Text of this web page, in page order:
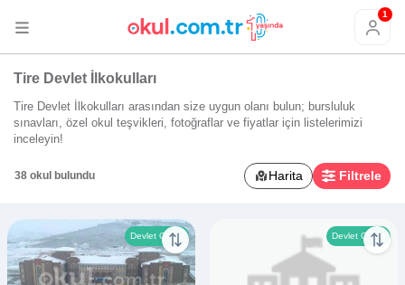
1
Tire Devlet İlkokulları
Tire Devlet İlkokulları arasından size uygun olanı bulun; bursluluk
sınavları, özel okul teşvikleri, fotoğraflar ve fiyatlar için listelerimizi
inceleyin!
38 okul bulundu Harita Filtrele
Devlet Okulu Devlet Okulu